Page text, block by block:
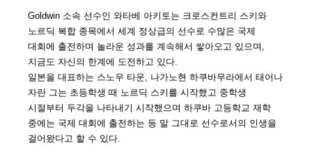
Goldwin 소속 선수인 와타베 아키토는 크로스컨트리 스키와
노르딕 복합 종목에서 세계 정상급의 선수로 수많은 국제
대회에 출전하며 놀라운 성과를 계속해서 쌓아오고 있으며,
지금도 자신의 한계에 도전하고 있다.
일본을 대표하는 스노우 타운, 나가노현 하쿠바무라에서 태어나
자란 그는 초등학생 때 노르딕 스키를 시작했고 중학생
시절부터 두각을 나타내기 시작했으며 하쿠바 고등학교 재학
중에는 국제 대회에 출전하는 등 말 그대로 선수로서의 인생을
걸어왔다고 할 수 있다.